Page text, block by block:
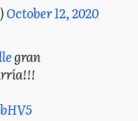
October 12, 2020
gran